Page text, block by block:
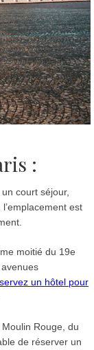
:
court séjour,
est
moitié du 19e
un hôtel pour
Rouge, du
de réserver un